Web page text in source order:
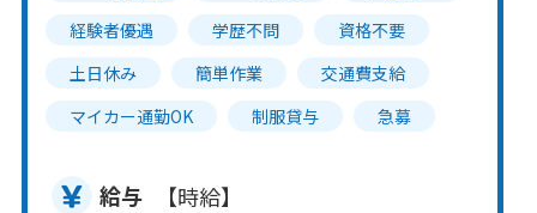
経験者優遇
学歴不問
資格不要
土日休み
簡単作業
交通費支給
マイカー通勤OK
制服貸与 急募
給与
【時給】